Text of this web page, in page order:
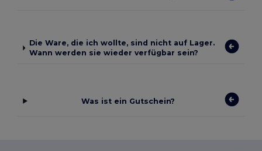
Die Ware, die ich wollte, sind nicht auf Lager.
Wann werden sie wieder verfügbar sein?
Was ist ein Gutschein?